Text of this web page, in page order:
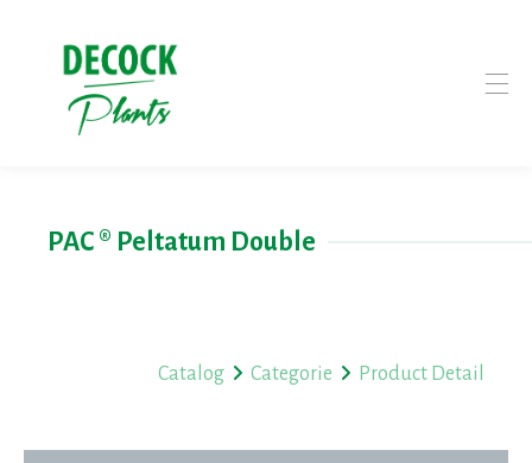
PAC ® Peltatum Double
Catalog Categorie Product Detail